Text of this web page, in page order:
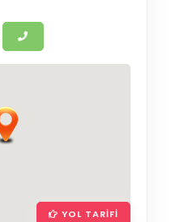
YOL TARIFI